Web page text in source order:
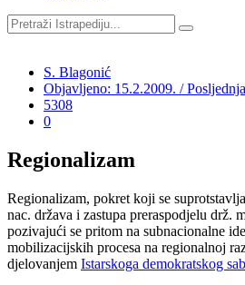
S. Blagonić
Objavljeno: 15.2.2009. /
5308
0
Regionalizam
Regionalizam, pokret koji se
nac. država i zastupa preraspodjelu drž.
pozivajući se pritom na subnacionalne
mobilizacijskih procesa na regionalnoj
djelovanjem Istarskoga demokratskog